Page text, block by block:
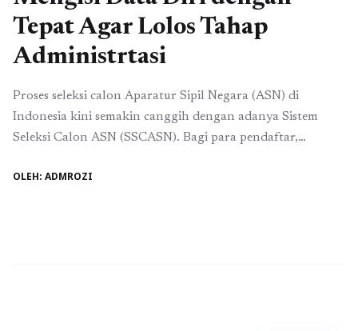
Tepat Agar Lolos Tahap
Administrtasi
Proses seleksi calon Aparatur Sipil Negara (ASN) di
Indonesia kini semakin canggih dengan adanya Sistem
Seleksi Calon ASN (SSCASN). Bagi para pendaftar,
diri dengan tepat adalah langkah awal yang krusial untuk
OLEH: ADMROZI